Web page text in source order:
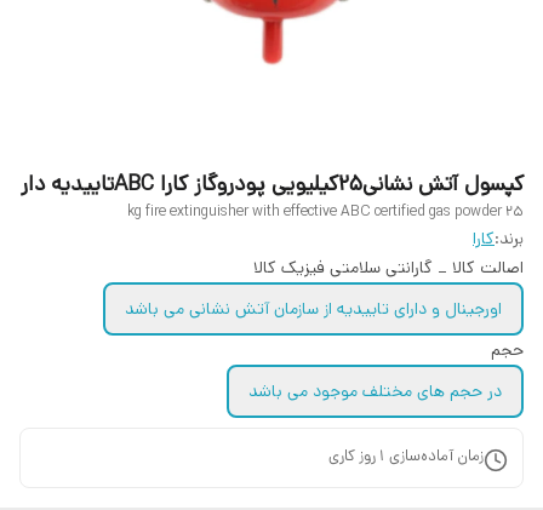
کپسول آتش نشانی25کیلیویی پودروگاز کارا ABCتاییدیه دار
25 kg fire extinguisher with effective ABC certified gas powder
برند:کارا
اصالت کالا _ گارانتی سلامتی فیزیک کالا
اورجینال و دارای تاییدیه از سازمان آتش نشانی می باشد
حجم
در حجم های مختلف موجود می باشد
زمان آماده‌سازی 1 روز کاری